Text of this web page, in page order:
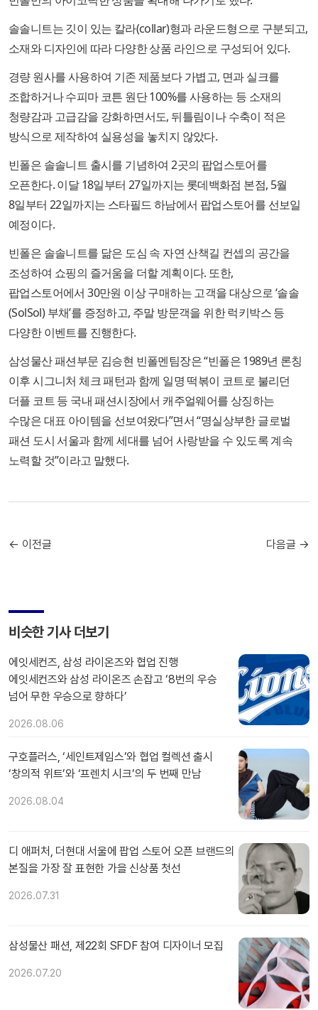
솔솔니트는 깃이 있는 칼라(collar)형과 라운드형으로 구분되고,
소재와 디자인에 따라 다양한 상품 라인으로 구성되어 있다.
경량 원사를 사용하여 기존 제품보다 가볍고, 면과 실크를
조합하거나 수피마 코튼 원단 100%를 사용하는 등 소재의
청량감과 고급감을 강화하면서도, 뒤틀림이나 수축이 적은
방식으로 제작하여 실용성을 놓치지 않았다.
빈폴은 솔솔니트 출시를 기념하여 2곳의 팝업스토어를
오픈한다. 이달 18일부터 27일까지는 롯데백화점 본점, 5월
8일부터 22일까지는 스타필드 하남에서 팝업스토어를 선보일
예정이다.
빈폴은 솔솔니트를 닮은 도심 속 자연 산책길 컨셉의 공간을
조성하여 쇼핑의 즐거움을 더할 계획이다. 또한,
팝업스토어에서 30만원 이상 구매하는 고객을 대상으로 ‘솔솔
(SolSol) 부채’를 증정하고, 주말 방문객을 위한 럭키박스 등
다양한 이벤트를 진행한다.
삼성물산 패션부문 김승현 빈폴멘팀장은 “빈폴은 1989년 론칭
이후 시그니처 체크 패턴과 함께 일명 떡볶이 코트로 불리던
더플 코트 등 국내 패션시장에서 캐주얼웨어를 상징하는
수많은 대표 아이템을 선보여왔다”면서 “명실상부한 글로벌
패션 도시 서울과 함께 세대를 넘어 사랑받을 수 있도록 계속
노력할 것”이라고 말했다.
← 이전글 다음글 →
비슷한 기사 더보기
에잇세컨즈, 삼성 라이온즈와 협업 진행
에잇세컨즈와 삼성 라이온즈 손잡고 ‘8번의 우승
넘어 무한 우승으로 향하다’
2026.08.06
구호플러스, ‘세인트제임스’와 협업 컬렉션 출시
‘창의적 위트’와 ‘프렌치 시크’의 두 번째 만남
2026.08.04
디 애퍼처, 더현대 서울에 팝업 스토어 오픈 브랜드의
본질을 가장 잘 표현한 가을 신상품 첫선
2026.07.31
삼성물산 패션, 제22회 SFDF 참여 디자이너 모집
2026.07.20